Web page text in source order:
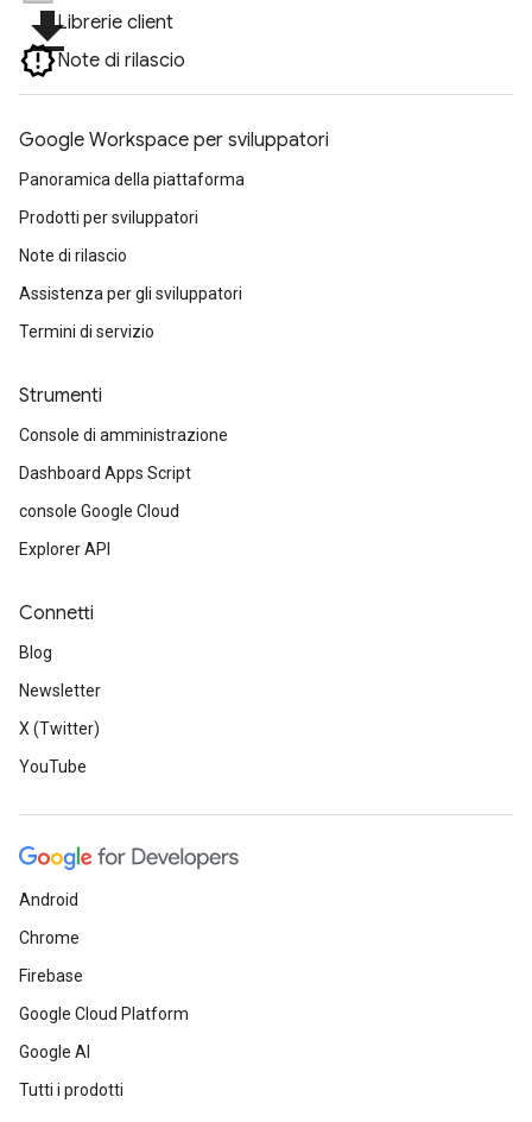
file_downloadLibrerie client
Note di rilascio
Google Workspace per sviluppatori
Panoramica della piattaforma
Prodotti per sviluppatori
Note di rilascio
Assistenza per gli sviluppatori
Termini di servizio
Strumenti
Console di amministrazione
Dashboard Apps Script
console Google Cloud
Explorer API
Connetti
Blog
Newsletter
X (Twitter)
YouTube
Android
Chrome
Firebase
Google Cloud Platform
Google AI
Tutti i prodotti